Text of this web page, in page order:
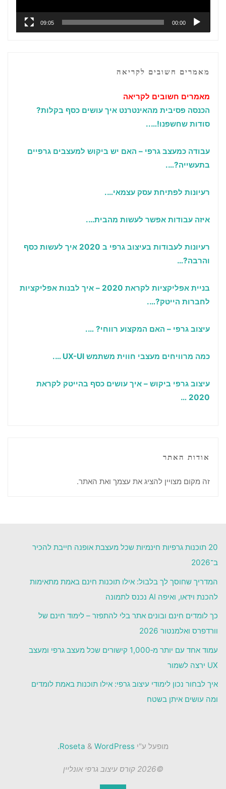
00:00
09:05
מאמרים חשובים לקריאה
מאמרים חשובים לקריאה
הכנסה פסיבית מהאינטרנט איך עושים כסף בקלות?
סודות שחשפנו!…..
עבודה כמעצב גרפי – האם יש ביקוש למעצבים גרפיים
בתעשייה?….
רעיונות לפתיחת עסק עצמאי….
איזה עבודות אפשר לעשות מהבית….
רעיונות לעבודות בעיצוב גרפי ב 2020 איך לעשות כסף
והרבה?…
בניית אפליקציות לקראת 2020 – איך לבנות אפליקציות
לחברות הייטק?….
עיצוב גרפי – האם המקצוע רווחי? ….
כמה מרוויחים מעצבי חווית משתמש UX-UI
….
עיצוב גרפי ביקוש – איך עושים כסף בהייטק לקראת
2020
…
אודות האתר
זה מקום מצויין להציג את עצמך ואת האתר.
20 תוכנות גרפיות חינמיות שכל מעצבת אופנה חייבת להכיר
ב־2026
המדריך שחוסך לך בלבול: אילו תוכנות חינם באמת מתאימות
להכנת וידאו, ואיפה AI נכנס לתמונה
כך לומדים חינם ובונים אתר בלי להתפזר – לימוד חינם של
וורדפרס ואלמנטור 2026
עמוד אחד עם יותר מ‑1,000 קישורים שכל מעצב גרפי ומעצב
UX ירצה לשמור
איך לבחור נכון לימודי עיצוב גרפי: אילו תוכנות באמת לומדים
ומה עושים איתן בשטח
מופעל ע"י & WordPress.
©2026 קורס עיצוב גרפי אונליין